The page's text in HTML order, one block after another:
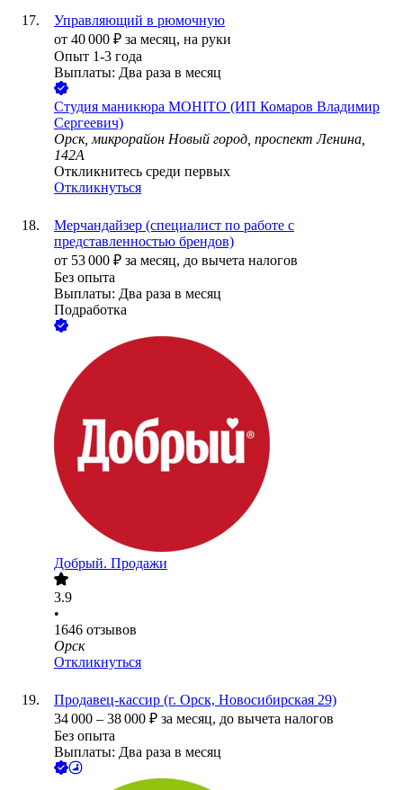
Управляющий в рюмочную
от 40 000 ₽ за месяц, на руки
Опыт 1-3 года
Выплаты: Два раза в месяц
Студия маникюра MOHITO (ИП Комаров Владимир
Сергеевич)
Орск, микрорайон Новый город, проспект Ленина,
142А
Откликнитесь среди первых
Откликнуться
Мерчандайзер (специалист по работе с
представленностью брендов)
от 53 000 ₽ за месяц, до вычета налогов
Без опыта
Выплаты: Два раза в месяц
Подработка
Добрый. Продажи
3.9
•
1646 отзывов
Орск
Откликнуться
Продавец-кассир (г. Орск, Новосибирская 29)
34 000 – 38 000 ₽ за месяц, до вычета налогов
Без опыта
Выплаты: Два раза в месяц